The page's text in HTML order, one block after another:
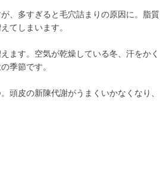
、多すぎると毛穴詰まりの原因に。脂質
てしまいます。
ます。空気が乾燥している冬、汗をかく
季節です。
頭皮の新陳代謝がうまくいかなくなり、